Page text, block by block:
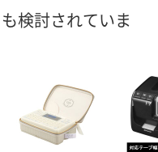
（金）
カゴへ カ
検討されていま